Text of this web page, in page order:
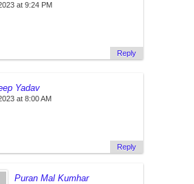
at 9:24 PM
Reply
Yadav
at 8:00 AM
Reply
Puran Mal Kumhar